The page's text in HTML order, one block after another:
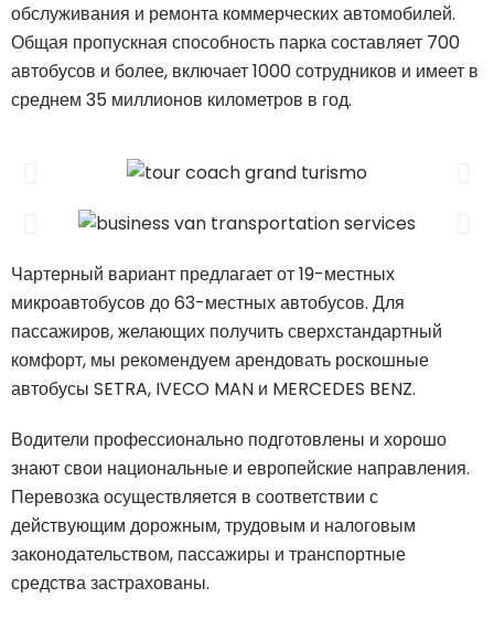
обслуживания и ремонта коммерческих автомобилей.
Общая пропускная способность парка составляет 700
автобусов и более, включает 1000 сотрудников и имеет в
среднем 35 миллионов километров в год.
Чартерный вариант предлагает от 19-местных
микроавтобусов до 63-местных автобусов. Для
пассажиров, желающих получить сверхстандартный
комфорт, мы рекомендуем арендовать роскошные
автобусы SETRA, IVECO MAN и MERCEDES BENZ.
Водители профессионально подготовлены и хорошо
знают свои национальные и европейские направления.
Перевозка осуществляется в соответствии с
действующим дорожным, трудовым и налоговым
законодательством, пассажиры и транспортные
средства застрахованы.